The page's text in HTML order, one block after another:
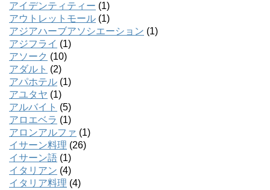
アイデンティティー (1)
アウトレットモール (1)
アジアハーブアソシエーション (1)
アジフライ (1)
アソーク (10)
アダルト (2)
アパホテル (1)
アユタヤ (1)
アルバイト (5)
アロエベラ (1)
アロンアルファ (1)
イサーン料理 (26)
イサーン語 (1)
イタリアン (4)
イタリア料理 (4)